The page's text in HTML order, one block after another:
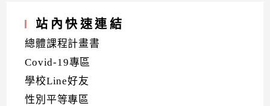
站內快速連結
總體課程計畫書
Covid-19專區
學校Line好友
性別平等專區